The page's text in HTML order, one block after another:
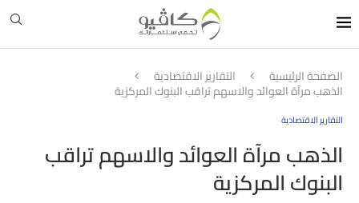
الصفحة الرئيسية التقارير الاقتصادية
الذهب مرآة العوائد والاسهم تراقب البنوك المركزية
التقارير الاقتصادية
الذهب مرآة العوائد والاسهم تراقب
البنوك المركزية